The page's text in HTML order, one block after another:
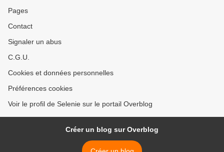
Pages
Contact
Signaler un abus
C.G.U.
Cookies et données personnelles
Préférences cookies
Voir le profil de Selenie sur le portail Overblog
Créer un blog sur Overblog